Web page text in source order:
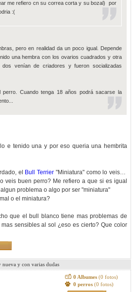
me refiero cn su correa corta y su bozal) por
:(
pero en realidad da un poco igual. Depende
una hembra con los ovarios cuadrados y otra
venían de criadores y fueron socializadas
Cuando tenga 18 años podrá sacarse la
e tenido una y por eso queria una hembrita
el Bull Terrier "Miniatura" como lo veis? (
veis buen perro? Me refiero a que si es igual
problema o algo por ser "miniatura"
o el miniatura?
que el bull blanco tiene mas problemas de
sensibles al sol ¿eso es cierto? Que color
y con varias dudas
0 Albumes (0 fotos)
0 perros (0 fotos)